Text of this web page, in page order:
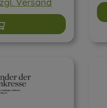
den Warenkorb